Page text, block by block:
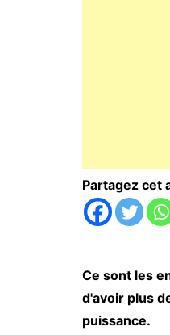
Partagez cet
Ce sont les
d'avoir plus
puissance.